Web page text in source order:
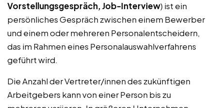
Vorstellungsgespräch, Job-Interview) ist ein
persönliches Gespräch zwischen einem Bewerber
und einem oder mehreren Personalentscheidern,
das im Rahmen eines Personalauswahlverfahrens
geführt wird.
Die Anzahl der Vertreter/innen des zukünftigen
Arbeitgebers kann von einer Person bis zu